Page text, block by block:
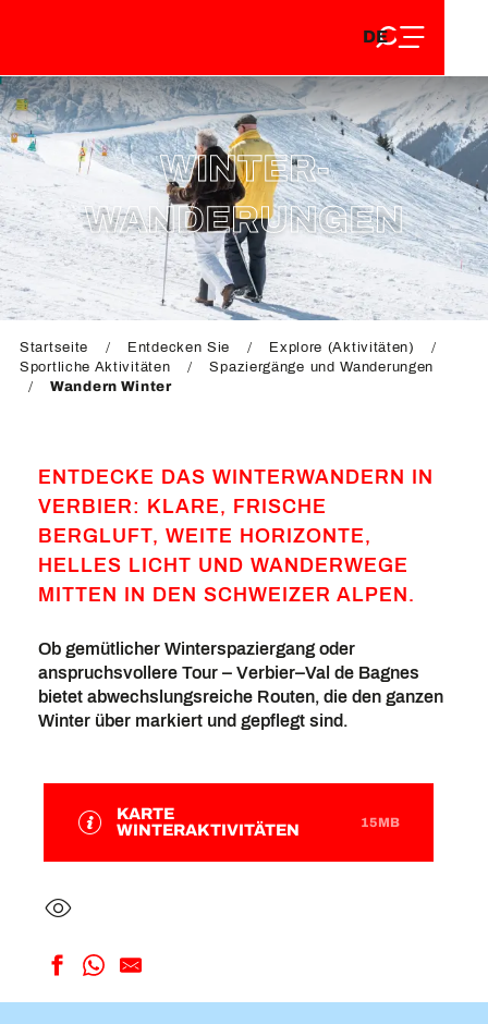
principal
EN
DE
FR
EN
WINTER-
WANDERUNGEN
Startseite Entdecken Sie
Explore (Aktivitäten)
Sportliche Aktivitäten
Spaziergänge und Wanderungen
Wandern Winter
ENTDECKE DAS WINTERWANDERN IN
VERBIER: KLARE, FRISCHE
BERGLUFT, WEITE HORIZONTE,
HELLES LICHT UND WANDERWEGE
MITTEN IN DEN SCHWEIZER ALPEN.
Ob gemütlicher Winterspaziergang oder
anspruchsvollere Tour – Verbier–Val de Bagnes
bietet abwechslungsreiche Routen, die den ganzen
Winter über markiert und gepflegt sind.
KARTE
WINTERAKTIVITÄTEN
15MB